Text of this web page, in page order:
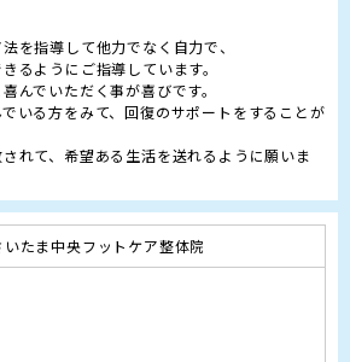
を指導して他力でなく自力で、
るようにご指導しています。
んでいただく事が喜びです。
いる方をみて、回復のサポートをすることが
れて、希望ある生活を送れるように願いま
いたま中央フットケア整体院